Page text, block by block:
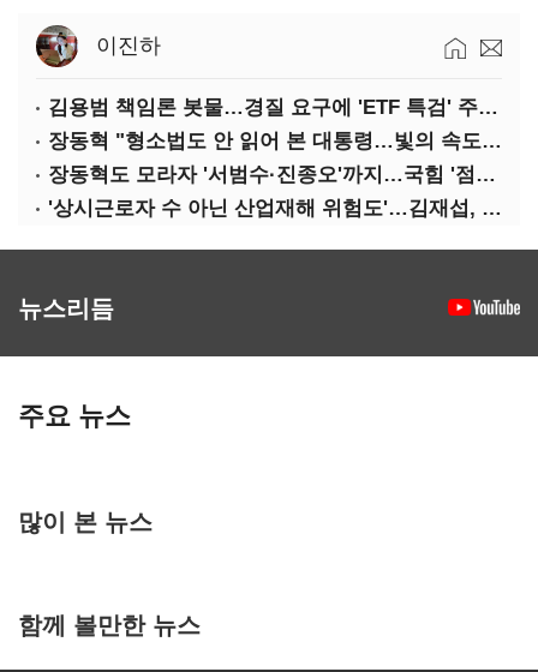
이진하
김용범 책임론 봇물…경질 요구에 'ETF 특검' 주장까지
장동혁 "형소법도 안 읽어 본 대통령…빛의 속도로 무너질 것"
장동혁도 모라자 '서범수·진종오'까지…국힘 '점입가경'
'상시근로자 수 아닌 산업재해 위험도'…김재섭, 산재예방 지원기준 손질
뉴스리듬
주요 뉴스
많이 본 뉴스
함께 볼만한 뉴스